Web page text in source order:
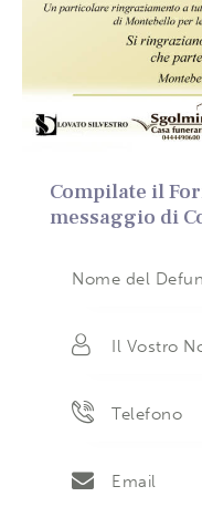
Compilate il
messaggio di